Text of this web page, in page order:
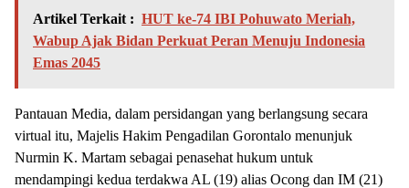
Artikel Terkait : HUT ke-74 IBI Pohuwato Meriah,
Wabup Ajak Bidan Perkuat Peran Menuju Indonesia
Emas 2045
Pantauan Media, dalam persidangan yang berlangsung secara
virtual itu, Majelis Hakim Pengadilan Gorontalo menunjuk
Nurmin K. Martam sebagai penasehat hukum untuk
mendampingi kedua terdakwa AL (19) alias Ocong dan IM (21)